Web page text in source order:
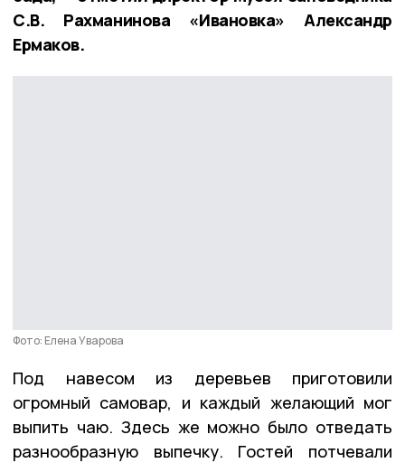
С.В. Рахманинова «Ивановка» Александр
Ермаков.
Фото: Елена Уварова
Под навесом из деревьев приготовили
огромный самовар, и каждый желающий мог
выпить чаю. Здесь же можно было отведать
разнообразную выпечку. Гостей потчевали